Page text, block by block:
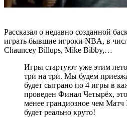
Рассказал о недавно созданной
играть бывшие игроки NBA, в
Chauncey Billups, Mike Bibby,…
Игры стартуют уже этим
три на три. Мы будем
будет сыграно по 4 игры в
проведен Финал Четырёх,
менее грандиозное чем
будет реально круто!